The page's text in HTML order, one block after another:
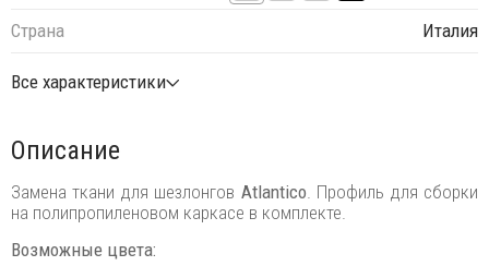
Страна
Италия
Все характеристики
Описание
Замена ткани для шезлонгов Atlantico . Профиль для сборки
на полипропиленовом каркасе в комплекте.
Возможные цвета: